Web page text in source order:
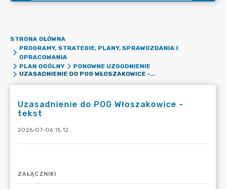
STRONA GŁÓWNA
PROGRAMY, STRATEGIE, PLANY, SPRAWOZDANIA I
OPRACOWANIA
PLAN OGÓLNY
PONOWNE UZGODNIENIE
UZASADNIENIE DO POG WŁOSZAKOWICE - TEKST
Uzasadnienie do POG Włoszakowice -
tekst
2026-07-06 15:12
ZAŁĄCZNIKI